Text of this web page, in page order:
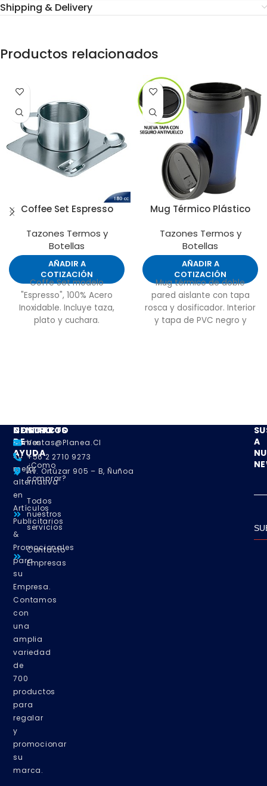
Shipping & Delivery
Productos relacionados
Coffee Set Espresso
Tazones Termos y
Botellas
AÑADIR A
COTIZACIÓN
Coffe Set modelo
"Espresso", 100% Acero
Inoxidable. Incluye taza,
plato y cuchara.
Mug Térmico Plástico
Tazones Termos y
Botellas
AÑADIR A
COTIZACIÓN
Mug térmico de doble
pared aislante con tapa
rosca y dosificador. Interior
y tapa de PVC negro y
NOSOTROS
Somos
su
mejor
alternativa
en
Artículos
Publicitarios
&
Promocionales
para
su
Empresa.
Contamos
con
una
amplia
variedad
de
700
productos
para
regalar
y
promocionar
su
marca.
CENTRO
DE
AYUDA
¿Como
comprar?
Todos
nuestros
servicios
Contacto
Empresas
CONTACTO
Ventas@planea.cl
+56 2 2710 9273
Av. Ortúzar 905 – B, Ñuñoa
A